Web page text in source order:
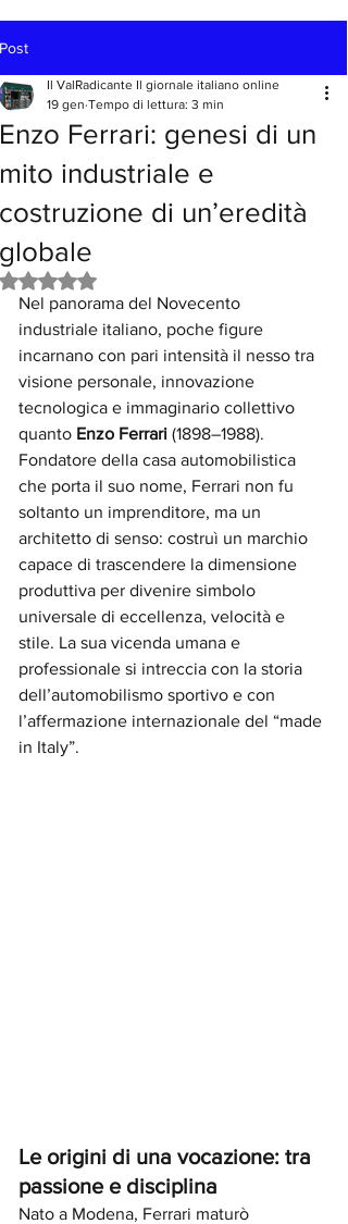
Post
Enzo Ferrari: genesi di un
mito industriale e
costruzione di un’eredità
globale
Il ValRadicante Il giornale italiano online
19 gen Tempo di lettura: 3 min
Valutazione NaN stelle su 5.
Nel panorama del Novecento
industriale italiano, poche figure
incarnano con pari intensità il nesso tra
visione personale, innovazione
tecnologica e immaginario collettivo
quanto Enzo Ferrari (1898–1988).
Fondatore della casa automobilistica
che porta il suo nome, Ferrari non fu
soltanto un imprenditore, ma un
architetto di senso: costruì un marchio
capace di trascendere la dimensione
produttiva per divenire simbolo
universale di eccellenza, velocità e
stile. La sua vicenda umana e
professionale si intreccia con la storia
dell’automobilismo sportivo e con
l’affermazione internazionale del “made
in Italy”.
Le origini di una vocazione: tra
passione e disciplina
Nato a Modena, Ferrari maturò